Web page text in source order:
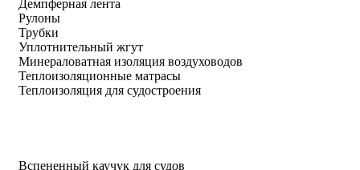
Демпферная лента
Рулоны
Трубки
Уплотнительный жгут
Минераловатная изоляция воздуховодов
Теплоизоляционные матрасы
Теплоизоляция для судостроения
Вспененный каучук для судов